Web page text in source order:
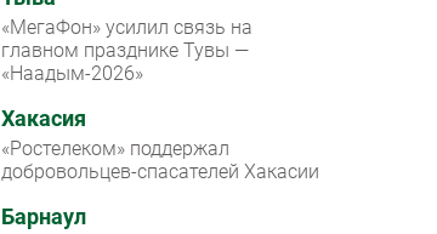
«МегаФон» усилил связь на
главном празднике Тувы —
«Наадым-2026»
Хакасия
«Ростелеком» поддержал
добровольцев-спасателей Хакасии
Барнаул